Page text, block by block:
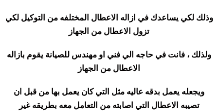
وذلك لكي يساعدك في ازاله الاعطال المختلفه من التوكيل لكي
تزول الاعطال من الجهاز
ولذلك ، فانت في حاجه الي فني او مهندس للصيانة يقوم بازاله
الاعطال من الجهاز
ويجعله يعمل بدقه عاليه مثل التي كان يعمل بها من قبل ان
تصيبه الاعطال التي اصابته من التعامل معه بطريقه غير